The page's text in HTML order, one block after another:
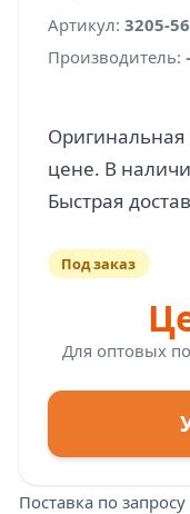
Артикул: 3205-
Производитель:
Оригинальная
цене. В
Под заказ
Для оптовых
Поставка по запросу